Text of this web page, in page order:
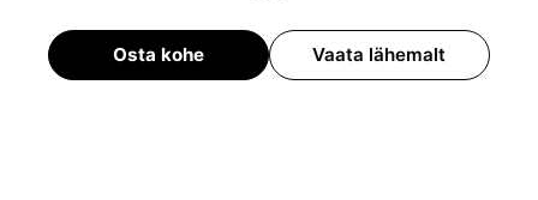
Osta kohe Vaata lähemalt